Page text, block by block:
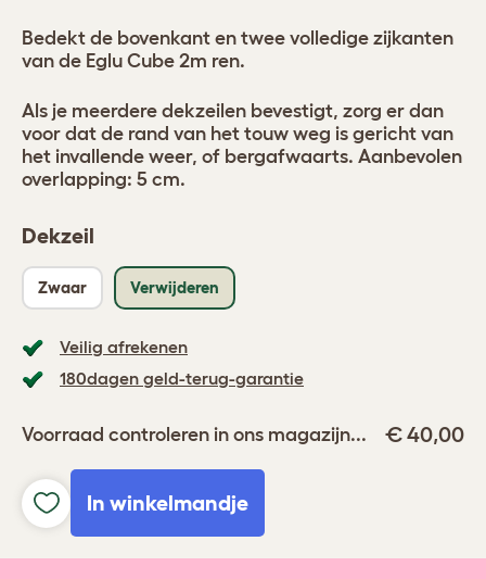
Dekzeil
Zwaar Verwijderen
Veilig afrekenen
180dagen geld-terug-garantie
Voorraad controleren in ons magazijn... € 40,00
In winkelmandje
Bedekt de bovenkant en twee volledige zijkanten
van de Eglu Cube 2m ren.
Als je meerdere dekzeilen bevestigt, zorg er dan
voor dat de rand van het touw weg is gericht van
het invallende weer, of bergafwaarts. Aanbevolen
overlapping: 5 cm.